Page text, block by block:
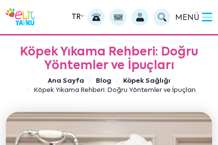
TR MENÜ
Köpek Yıkama Rehberi: Doğru
Yöntemler ve İpuçları
Ana Sayfa Blog
Köpek Sağlığı
Köpek Yıkama Rehberi: Doğru Yöntemler ve İpuçları